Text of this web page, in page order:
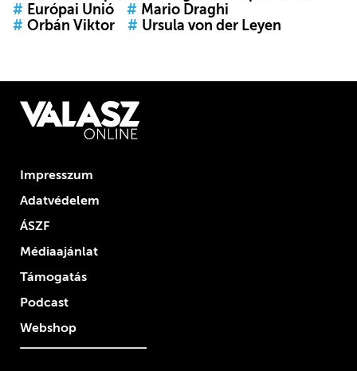
# Európai Unió # Mario Draghi
# Orbán Viktor # Ursula von der Leyen
Impresszum
Adatvédelem
ÁSZF
Médiaajánlat
Támogatás
Podcast
Webshop